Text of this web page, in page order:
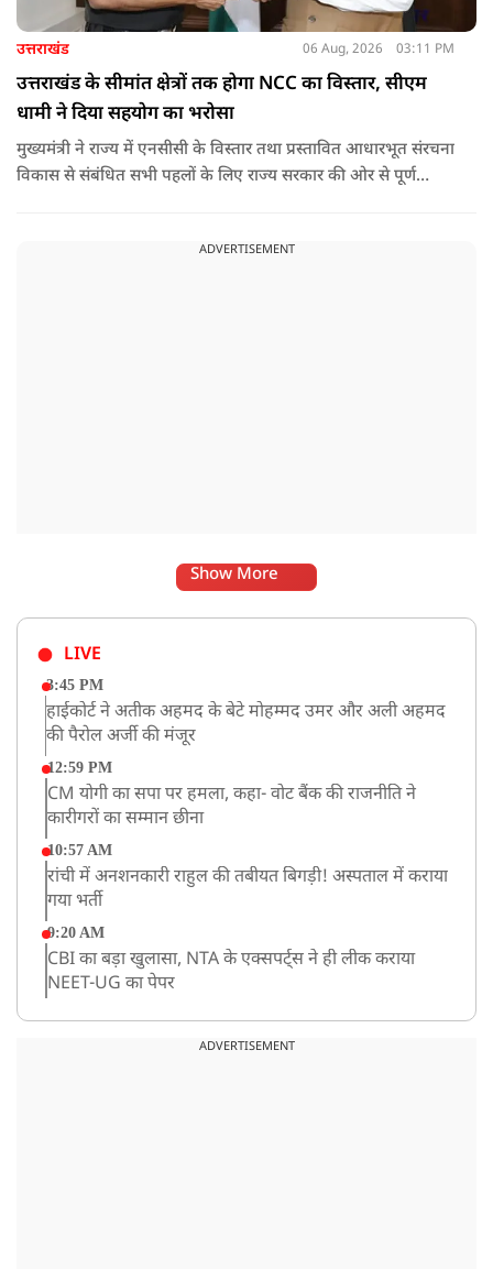
उत्तराखंड 06 Aug, 2026 03:11 PM
उत्तराखंड के सीमांत क्षेत्रों तक होगा NCC का विस्तार, सीएम
धामी ने दिया सहयोग का भरोसा
मुख्यमंत्री ने राज्य में एनसीसी के विस्तार तथा प्रस्तावित आधारभूत संरचना
विकास से संबंधित सभी पहलों के लिए राज्य सरकार की ओर से पूर्ण
ADVERTISEMENT
Show More
LIVE
3:45 PM
हाईकोर्ट ने अतीक अहमद के बेटे मोहम्मद उमर और अली अहमद
की पैरोल अर्जी की मंजूर
12:59 PM
CM योगी का सपा पर हमला, कहा- वोट बैंक की राजनीति ने
कारीगरों का सम्मान छीना
10:57 AM
रांची में अनशनकारी राहुल की तबीयत बिगड़ी! अस्पताल में कराया
गया भर्ती
9:20 AM
CBI का बड़ा खुलासा, NTA के एक्सपर्ट्स ने ही लीक कराया
NEET-UG का पेपर
उत्तराखंड: हरिद्वार में गंगा उफान पर, जलस्तर में बढ़ोतरी
ADVERTISEMENT